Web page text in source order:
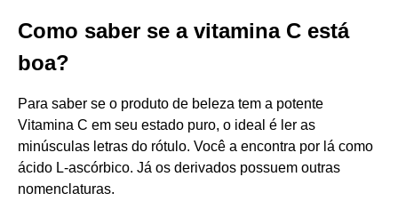
Como saber se a vitamina C está
boa?
Para saber se o produto de beleza tem a potente
Vitamina C em seu estado puro, o ideal é ler as
minúsculas letras do rótulo. Você a encontra por lá como
ácido L-ascórbico. Já os derivados possuem outras
nomenclaturas.